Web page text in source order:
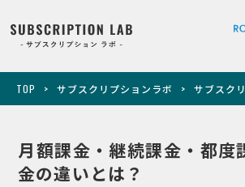
TOP サブスクリプションラボ サブスク
月額課金・継続課金・都度
金の違いとは？